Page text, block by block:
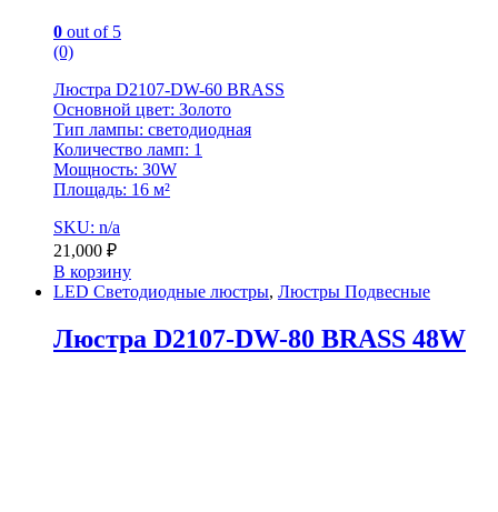
0 out of 5
(0)
Люстра D2107-DW-60 BRASS
Основной цвет: Золото
Тип лампы: светодиодная
Количество ламп: 1
Мощность: 30W
Площадь: 16 м²
SKU: n/a
21,000 ₽
В корзину
LED Светодиодные люстры, Люстры Подвесные
Люстра D2107-DW-80 BRASS 48W